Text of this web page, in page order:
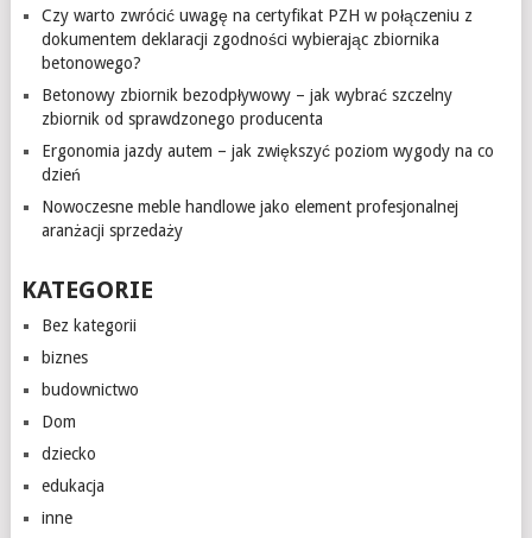
Czy warto zwrócić uwagę na certyfikat PZH w połączeniu z
dokumentem deklaracji zgodności wybierając zbiornika
betonowego?
Betonowy zbiornik bezodpływowy – jak wybrać szczelny
zbiornik od sprawdzonego producenta
Ergonomia jazdy autem – jak zwiększyć poziom wygody na co
dzień
Nowoczesne meble handlowe jako element profesjonalnej
aranżacji sprzedaży
KATEGORIE
Bez kategorii
biznes
budownictwo
Dom
dziecko
edukacja
inne